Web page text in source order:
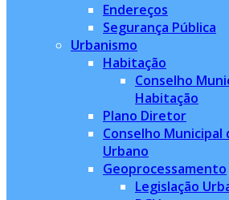
Endereços
Segurança Pública
Urbanismo
Habitação
Conselho
Habitação
Plano Diretor
Conselho Municipal
Urbano
Geoprocessamento
Legislação